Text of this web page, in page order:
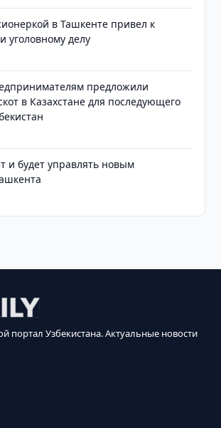
в Ташкенте привел к
уголовному делу
предложили
в Казахстане для последующего
и будет управлять новым
портал Узбекистана. Актуальные новости